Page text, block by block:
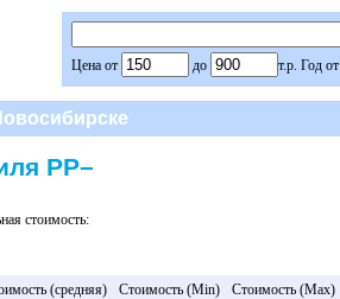
Цена от до т.р. Год от
РР–
стоимость:
(средняя) Стоимость (Min) Стоимость (Max)